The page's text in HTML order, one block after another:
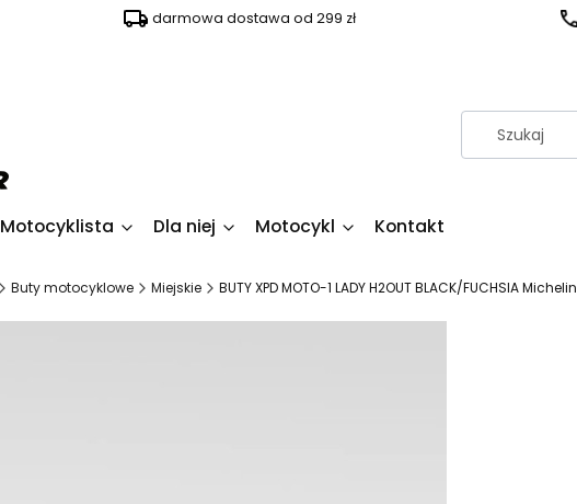
darmowa dostawa od 299 zł
Motocyklista Dla niej Motocykl Kontakt
Buty motocyklowe Miejskie BUTY XPD MOTO-1 LADY H2OUT BLACK/FUCHSIA Michelin